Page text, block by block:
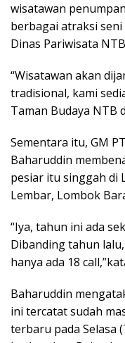
wisatawan
berbagai atraksi
Dinas Pariwisata
“Wisatawan akan
tradisional, kami
Taman Budaya NTB
Sementara itu, GM
Baharuddin
pesiar itu singgah di
Lembar, Lombok
“Iya, tahun ini ada
Dibanding tahun
hanya ada 18
Baharuddin
ini tercatat sudah
terbaru pada Selasa